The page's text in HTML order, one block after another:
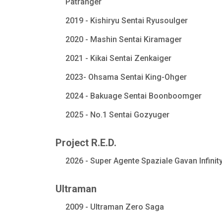
2019 - Kishiryu Sentai Ryusoulger
2020 - Mashin Sentai Kiramager
2021 - Kikai Sentai Zenkaiger
2023- Ohsama Sentai King-Ohger
2024 - Bakuage Sentai Boonboomger
2025 - No.1 Sentai Gozyuger
Project R.E.D.
2026 - Super Agente Spaziale Gavan
Ultraman
2009 - Ultraman Zero Saga